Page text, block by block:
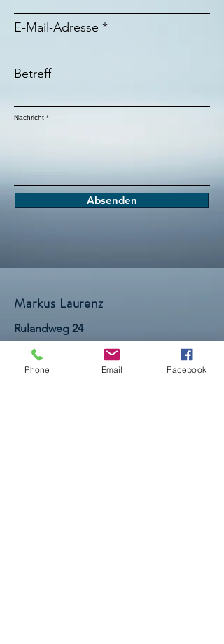
E-Mail-Adresse
Betreff
Nachricht
Absenden
Markus Laurenz
Rulandweg 24
48653 Coesfeld
E-Mail:
markus.laurenz@marktplatz-der-
Phone Email Facebook